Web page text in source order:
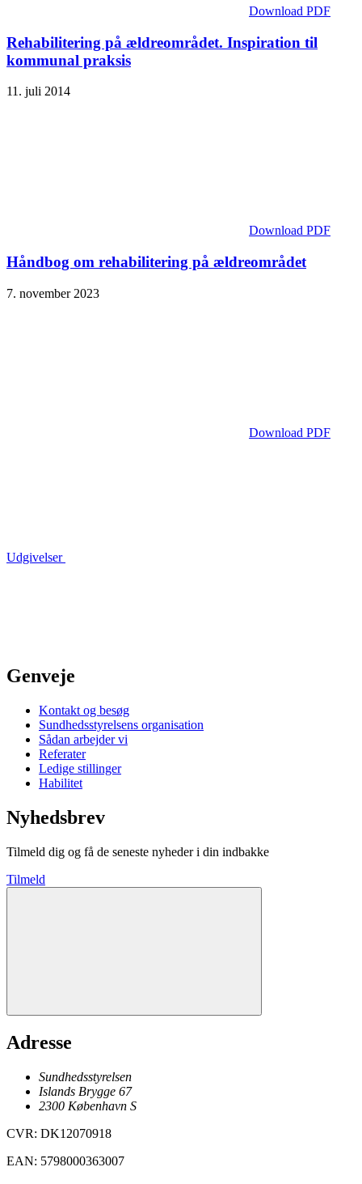
Download PDF
Rehabilitering på ældreområdet. Inspiration til
kommunal praksis
11. juli 2014
Download PDF
Håndbog om rehabilitering på ældreområdet
7. november 2023
Download PDF
Udgivelser
Genveje
Kontakt og besøg
Sundhedsstyrelsens organisation
Sådan arbejder vi
Referater
Ledige stillinger
Habilitet
Nyhedsbrev
Tilmeld dig og få de seneste nyheder i din indbakke
Tilmeld
Adresse
Sundhedsstyrelsen
Islands Brygge 67
2300 København S
CVR: DK12070918
EAN: 5798000363007